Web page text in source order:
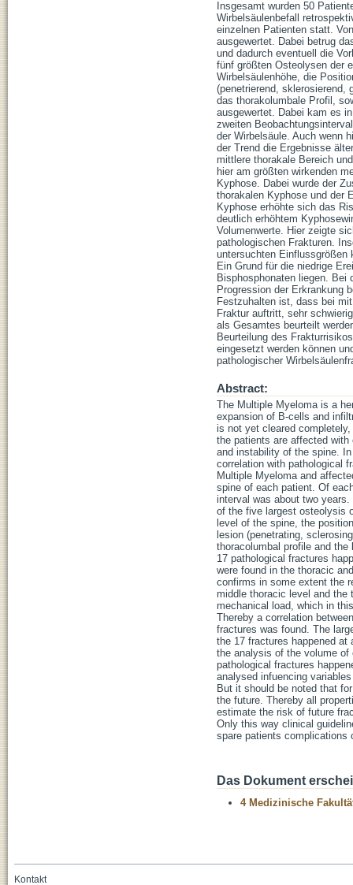
Insgesamt wurden 50
Wirbelsäulenbefall
einzelnen Patienten statt.
ausgewertet. Dabei betrug
und dadurch eventuell die
fünf größten Osteolysen der
Wirbelsäulenhöhe, die
(penetrierend, sklerosierend,
das thorakolumbale Profil,
ausgewertet. Dabei kam es
zweiten
der Wirbelsäule. Auch wenn
der Trend die Ergebnisse
mittlere thorakale Bereich
hier am größten wirkenden
Kyphose. Dabei wurde der
thorakalen Kyphose und der
Kyphose erhöhte sich das
deutlich erhöhtem
Volumenwerte. Hier zeigte
pathologischen Frakturen.
untersuchten Einflussgrößen
Ein Grund für die niedrige
Bisphosphonaten liegen. Bei
Progression der Erkrankung
Festzuhalten ist, dass bei
Fraktur auftritt, sehr
als Gesamtes beurteilt
Beurteilung des
eingesetzt werden können
pathologischer
Abstract:
The Multiple Myeloma is a
expansion of B-cells and
is not yet cleared
the patients are affected
and instability of the spine.
correlation with pathological
Multiple Myeloma and
spine of each patient. Of
interval was about two
of the five largest osteolysis
level of the spine, the
lesion (penetrating,
thoracolumbal profile and
17 pathological fractures
were found in the thoracic
confirms in some extent the
middle thoracic level and the
mechanical load, which in
Thereby a correlation
fractures was found. The
the 17 fractures happened at
the analysis of the volume
pathological fractures
analysed infuencing
But it should be noted that
the future. Thereby all
estimate the risk of future
Only this way clinical
spare patients complications
Das Dokument
4 Medizinische
Kontakt